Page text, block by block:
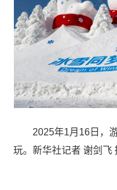
2025年1月16日，
玩。新华社记者 谢剑飞